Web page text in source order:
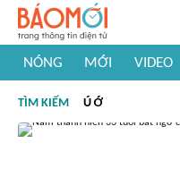
NÓNG MỚI VIDEO
#Khám phá thế giới
TÌM KIẾM Ú Ớ